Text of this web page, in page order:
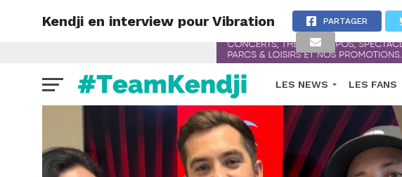
LES NEWS LES FANS
Kendji en interview pour Vibration PARTAGER